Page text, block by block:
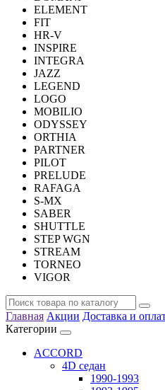
ELEMENT
FIT
HR-V
INSPIRE
INTEGRA
JAZZ
LEGEND
LOGO
MOBILIO
ODYSSEY
ORTHIA
PARTNER
PILOT
PRELUDE
RAFAGA
S-MX
SABER
SHUTTLE
STEP WGN
STREAM
TORNEO
VIGOR
Главная Акции Доставка и
Категории
ACCORD
4D седан
1990-1993